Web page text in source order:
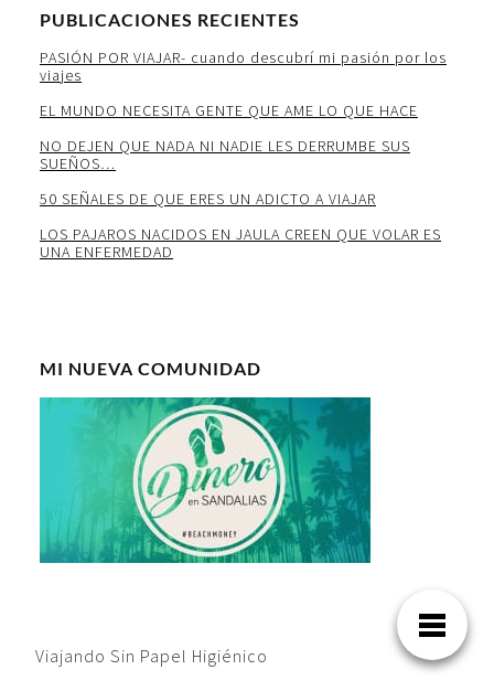
PUBLICACIONES RECIENTES
PASIÓN POR VIAJAR- cuando descubrí mi pasión por los
viajes
EL MUNDO NECESITA GENTE QUE AME LO QUE HACE
NO DEJEN QUE NADA NI NADIE LES DERRUMBE SUS
SUEÑOS…
50 SEÑALES DE QUE ERES UN ADICTO A VIAJAR
LOS PAJAROS NACIDOS EN JAULA CREEN QUE VOLAR ES
UNA ENFERMEDAD
MI NUEVA COMUNIDAD
Viajando Sin Papel Higiénico